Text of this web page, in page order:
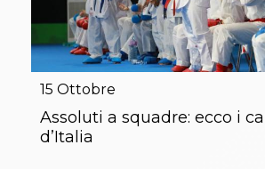
15 Ottobre
Assoluti a squadre: ecco i
d’Italia